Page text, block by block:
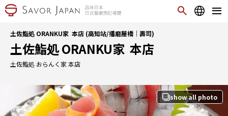
土佐鮨処 ORANKU家 本店 (高知站/播磨屋橋｜壽司)
土佐鮨処 ORANKU家 本店
土佐鮨処 おらんく家 本店
show all photo